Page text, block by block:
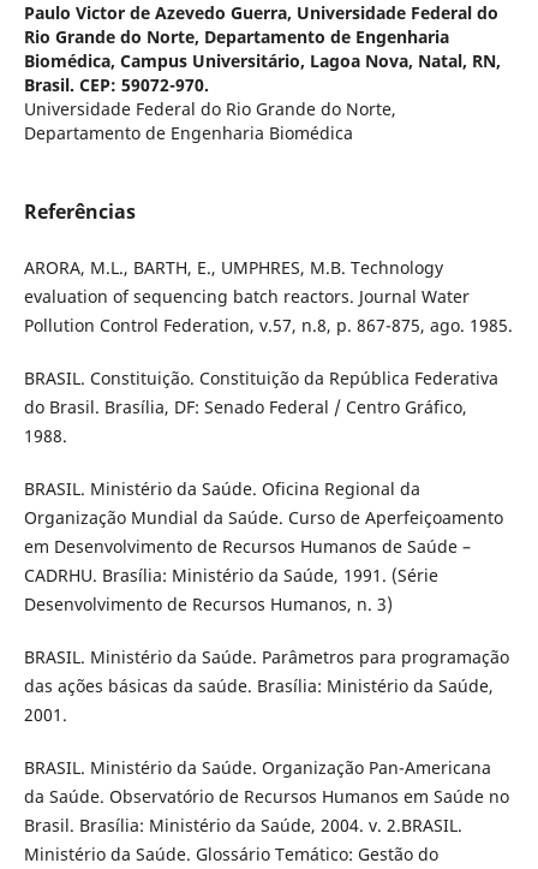
Paulo Victor de Azevedo Guerra, Universidade Federal do
Rio Grande do Norte, Departamento de Engenharia
Biomédica, Campus Universitário, Lagoa Nova, Natal, RN,
Brasil. CEP: 59072-970.
Universidade Federal do Rio Grande do Norte,
Departamento de Engenharia Biomédica
Referências
ARORA, M.L., BARTH, E., UMPHRES, M.B. Technology
evaluation of sequencing batch reactors. Journal Water
Pollution Control Federation, v.57, n.8, p. 867-875, ago. 1985.
BRASIL. Constituição. Constituição da República Federativa
do Brasil. Brasília, DF: Senado Federal / Centro Gráfico,
1988.
BRASIL. Ministério da Saúde. Oficina Regional da
Organização Mundial da Saúde. Curso de Aperfeiçoamento
em Desenvolvimento de Recursos Humanos de Saúde –
CADRHU. Brasília: Ministério da Saúde, 1991. (Série
Desenvolvimento de Recursos Humanos, n. 3)
BRASIL. Ministério da Saúde. Parâmetros para programação
das ações básicas da saúde. Brasília: Ministério da Saúde,
2001.
BRASIL. Ministério da Saúde. Organização Pan-Americana
da Saúde. Observatório de Recursos Humanos em Saúde no
Brasil. Brasília: Ministério da Saúde, 2004. v. 2.BRASIL.
Ministério da Saúde. Glossário Temático: Gestão do